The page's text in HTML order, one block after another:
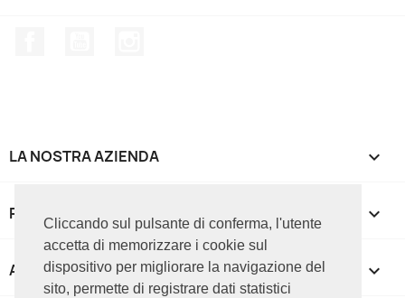
Cliccando sul pulsante di conferma, l'utente
accetta di memorizzare i cookie sul
dispositivo per migliorare la navigazione del
sito, permette di registrare dati statistici
LA NOSTRA AZIENDA 
PRODOTTI 
APPROFONDIMENTI 